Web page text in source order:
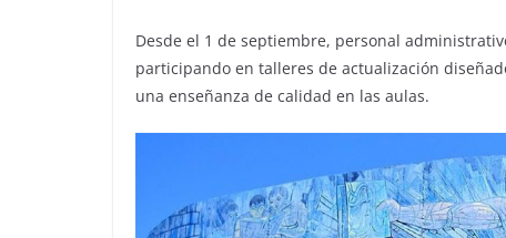
Desde el 1 de septiembre, personal
participando en talleres de actualización
una enseñanza de calidad en las aulas.